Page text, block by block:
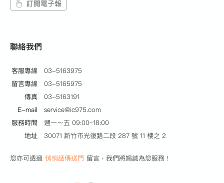
訂閱電子報
聯絡我們
客服專線
03-5163975
留言專線
03-5165975
傳真
03-5163191
E-mail
service@ic975.com
服務時間
週一～五 09:00~18:00
地址
30071 新竹市光復路二段 287 號 11 樓之 2
您亦可透過 悄悄話傳送門 留言，我們將竭誠為您服務！